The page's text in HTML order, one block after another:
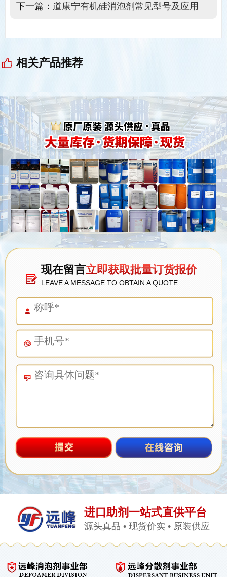
下一篇：道康宁有机硅消泡剂常见型号及应用‌
相关产品推荐
现在留言立即获取批量订货报价
LEAVE A MESSAGE TO OBTAIN A QUOTE
进口助剂一站式直供平台
源头真品 • 现货价实 • 原装供应